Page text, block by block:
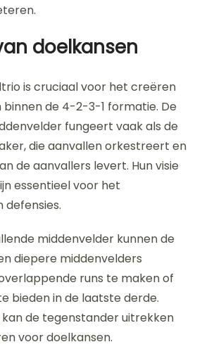
doelkansen
is cruciaal voor het creëren
binnen de 4-2-3-1 formatie. De
fungeert vaak als de
die aanvallen orkestreert en
de aanvallers levert. Hun visie
essentieel voor het
middenvelder kunnen de
diepere middenvelders
runs te maken of
bieden in de laatste derde.
kan de tegenstander uitrekken
voor doelkansen.